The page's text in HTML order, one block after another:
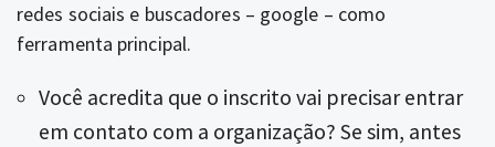
redes sociais e buscadores – google – como
ferramenta principal.
Você acredita que o inscrito vai precisar entrar
em contato com a organização? Se sim, antes